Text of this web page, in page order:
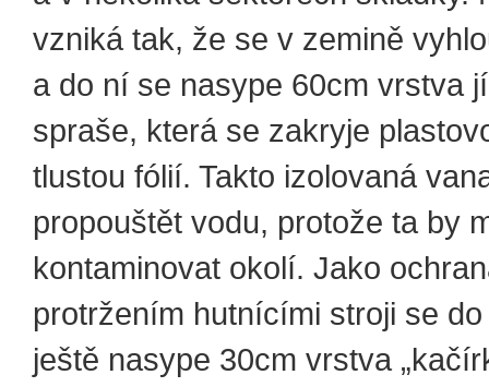
vzniká tak, že se v zemině
a do ní se nasype 60cm vrstva
spraše, která se zakryje
tlustou fólií. Takto izolovaná
propouštět vodu, protože ta by
kontaminovat okolí. Jako
protržením hutnícími stroji se
ještě nasype 30cm vrstva